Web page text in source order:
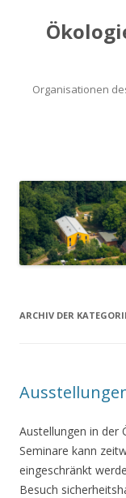
Organisationen
ARCHIV DER
Austellungen in der
Seminare kann
eingeschränkt
Besuch